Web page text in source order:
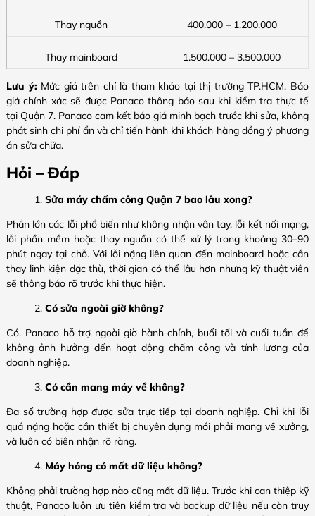
Thay nguồn 400.000 – 1.200.000
Thay mainboard 1.500.000 – 3.500.000
Lưu ý: Mức giá trên chỉ là tham khảo tại thị trường TP.HCM. Báo
giá chính xác sẽ được Panaco thông báo sau khi kiểm tra thực tế
tại Quận 7. Panaco cam kết báo giá minh bạch trước khi sửa, không
phát sinh chi phí ẩn và chỉ tiến hành khi khách hàng đồng ý phương
án sửa chữa.
Hỏi – Đáp
Sửa máy chấm công Quận 7 bao lâu xong?
Phần lớn các lỗi phổ biến như không nhận vân tay, lỗi kết nối mạng,
lỗi phần mềm hoặc thay nguồn có thể xử lý trong khoảng 30–90
phút ngay tại chỗ. Với lỗi nặng liên quan đến mainboard hoặc cần
thay linh kiện đặc thù, thời gian có thể lâu hơn nhưng kỹ thuật viên
sẽ thông báo rõ trước khi thực hiện.
Có sửa ngoài giờ không?
Có. Panaco hỗ trợ ngoài giờ hành chính, buổi tối và cuối tuần để
không ảnh hưởng đến hoạt động chấm công và tính lương của
doanh nghiệp.
Có cần mang máy về không?
Đa số trường hợp được sửa trực tiếp tại doanh nghiệp. Chỉ khi lỗi
quá nặng hoặc cần thiết bị chuyên dụng mới phải mang về xưởng,
và luôn có biên nhận rõ ràng.
Máy hỏng có mất dữ liệu không?
Không phải trường hợp nào cũng mất dữ liệu. Trước khi can thiệp kỹ
thuật, Panaco luôn ưu tiên kiểm tra và backup dữ liệu nếu còn truy